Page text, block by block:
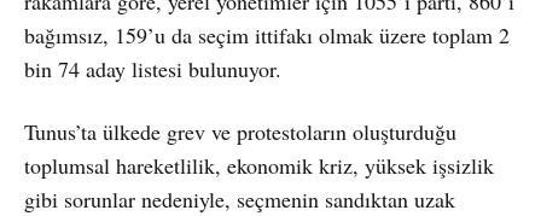
bağımsız, 159’u da seçim ittifakı olmak üzere toplam 2
bin 74 aday listesi bulunuyor.
Tunus’ta ülkede grev ve protestoların oluşturduğu
toplumsal hareketlilik, ekonomik kriz, yüksek işsizlik
gibi sorunlar nedeniyle, seçmenin sandıktan uzak